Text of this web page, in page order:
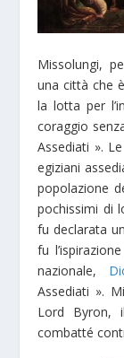
Missolungi,
una città che
la lotta per
coraggio
Assediati ».
egiziani
popolazione
pochissimi di
fu declarata
fu
nazionale,
Assediati ».
Lord Byron,
combatté